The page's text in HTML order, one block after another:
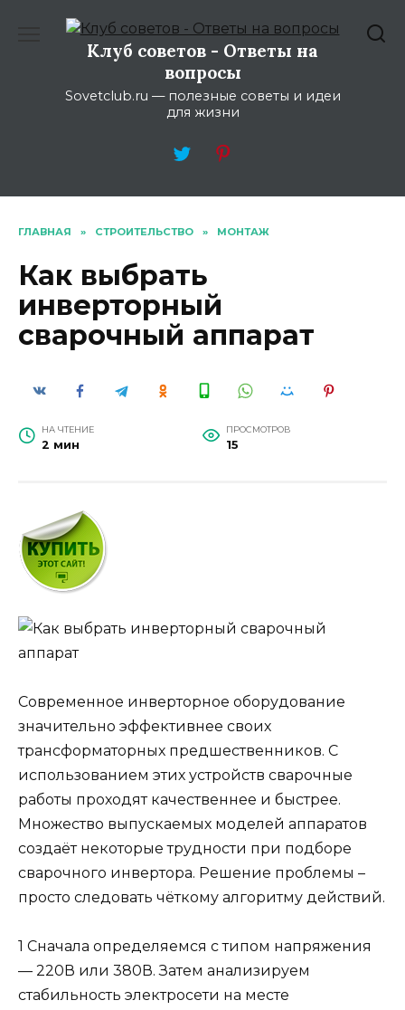
содержаниюКлуб советов - Ответы на
вопросы
Sovetclub.ru — полезные советы и идеи
для жизни
ГЛАВНАЯ » СТРОИТЕЛЬСТВО » МОНТАЖ
Как выбрать
инверторный
сварочный аппарат
НА ЧТЕНИЕ
2 мин
ПРОСМОТРОВ
15
Современное инверторное оборудование
значительно эффективнее своих
трансформаторных предшественников. С
использованием этих устройств сварочные
работы проходят качественнее и быстрее.
Множество выпускаемых моделей аппаратов
создаёт некоторые трудности при подборе
сварочного инвертора. Решение проблемы –
просто следовать чёткому алгоритму действий.
1 Сначала определяемся с типом напряжения
— 220В или 380В. Затем анализируем
стабильность электросети на месте